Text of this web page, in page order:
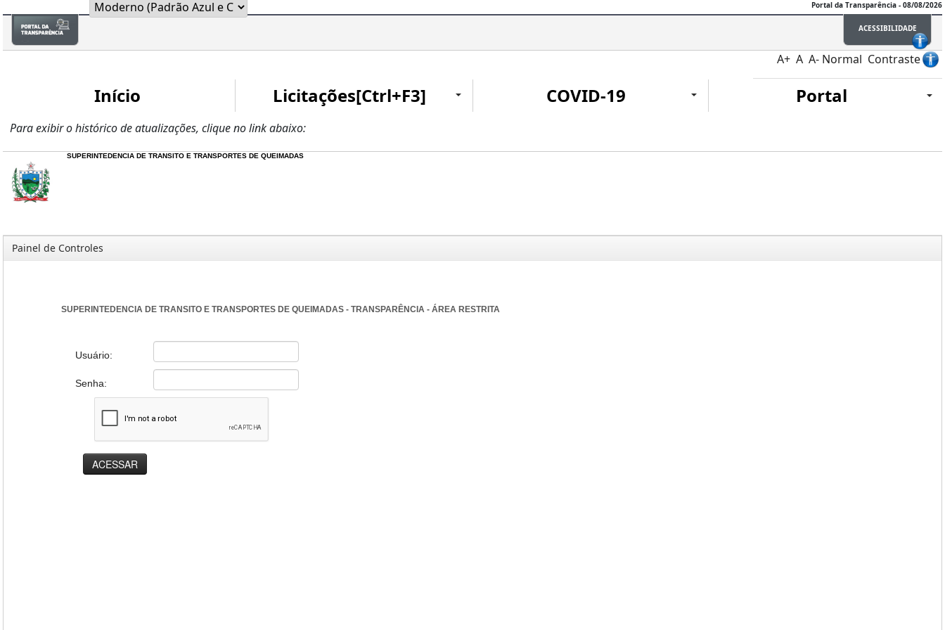
Portal da Transparência - 08/08/2026
ACESSIBILIDADE
A+ A A- Normal Contraste
Início Licitações[Ctrl+F3] COVID-19 Portal
Para exibir o histórico de atualizações, clique no link abaixo:
SUPERINTEDENCIA DE TRANSITO E TRANSPORTES DE QUEIMADAS
Painel de Controles